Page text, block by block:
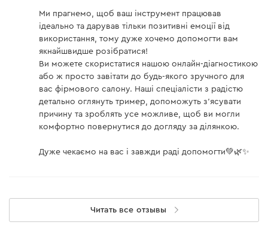
Ножи
сухостоя и молодых деревьев до 30 мм.
Ми прагнемо, щоб ваш інструмент працював
ідеально та дарував тільки позитивні емоції від
використання, тому дуже хочемо допомогти вам
якнайшвидше розібратися!
Ви можете скористатися нашою онлайн-діагностикою
або ж просто завітати до будь-якого зручного для
вас фірмового салону. Наші спеціалісти з радістю
детально оглянуть тример, допоможуть з'ясувати
причину та зроблять усе можливе, щоб ви могли
комфортно повернутися до догляду за ділянкою.
Дуже чекаємо на вас і завжди раді допомогти💚🌿✨
Читать все отзывы